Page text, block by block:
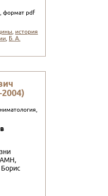
формат pdf
, история
, Б. А.